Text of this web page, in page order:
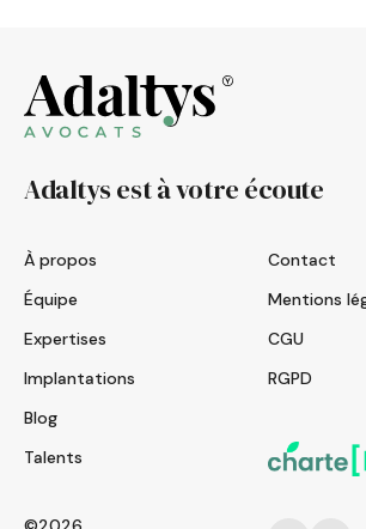
Adaltys est à votre écoute
À propos
Équipe
Expertises
Implantations
Blog
Talents
Contact
Mentions
CGU
RGPD